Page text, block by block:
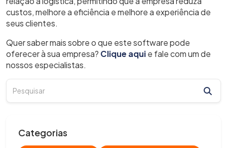
Categorias
custos, melhore a eficiência e melhore a experiência de
seus clientes.
Quer saber mais sobre o que este software pode
oferecer à sua empresa? Clique aquie fale com um de
nossos especialistas.